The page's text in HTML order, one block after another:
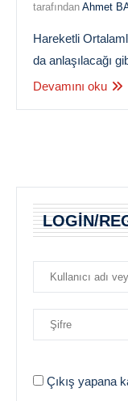
tarafından Ahmet
Hareketli
da anlaşılacağı
Devamını oku
LOGIN/
Çıkış yapana